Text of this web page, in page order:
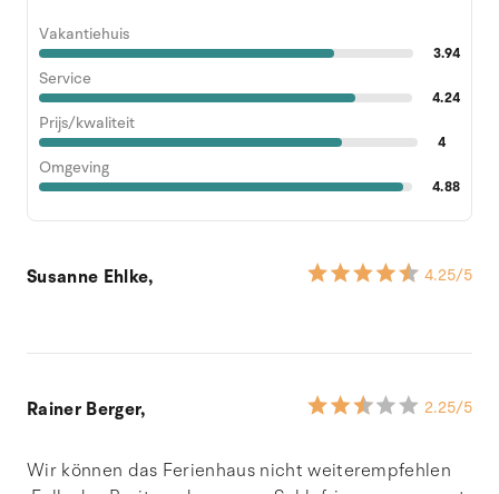
Vakantiehuis
3.94
Service
4.24
Prijs/kwaliteit
4
Omgeving
4.88
Susanne Ehlke, 4.25/5
Rainer Berger, 2.25/5
Wir können das Ferienhaus nicht weiterempfehlen